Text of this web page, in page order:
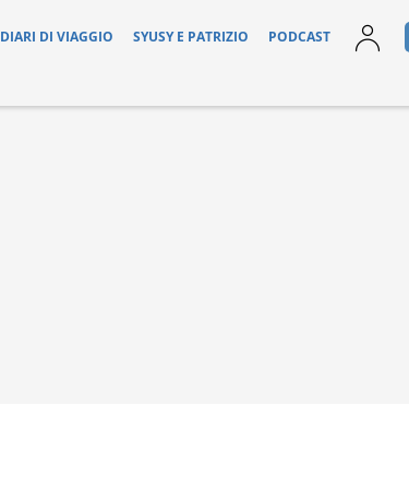
DIARI DI VIAGGIO SYUSY E PATRIZIO PODCAST